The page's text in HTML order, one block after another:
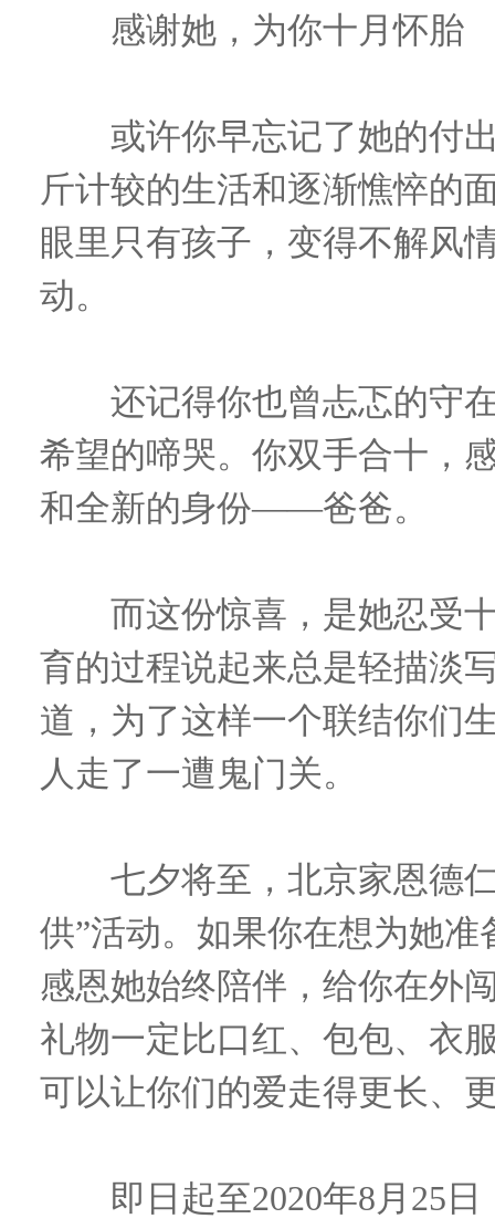
感谢她，为你十月怀胎
或许你早忘记了她的付出
斤计较的生活和逐渐憔悴的
眼里只有孩子，变得不解风
动。
还记得你也曾忐忑的守在
希望的啼哭。你双手合十，
和全新的身份——爸爸。
而这份惊喜，是她忍受十
育的过程说起来总是轻描淡
道，为了这样一个联结你们
人走了一遭鬼门关。
七夕将至，北京家恩德仁
供”活动。如果你在想为她
感恩她始终陪伴，给你在外
礼物一定比口红、包包、衣
可以让你们的爱走得更长、
即日起至2020年8月25日